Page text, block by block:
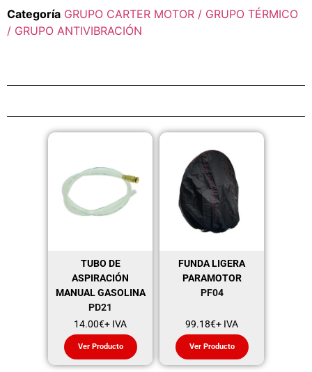
Categoría GRUPO CARTER MOTOR / GRUPO TÉRMICO
/ GRUPO ANTIVIBRACIÓN
TUBO DE
ASPIRACIÓN
MANUAL GASOLINA
PD21
14.00€+ IVA
Ver Producto
FUNDA LIGERA
PARAMOTOR
PF04
99.18€+ IVA
Ver Producto